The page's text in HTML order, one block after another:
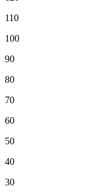
110
100
90
80
70
60
50
40
30